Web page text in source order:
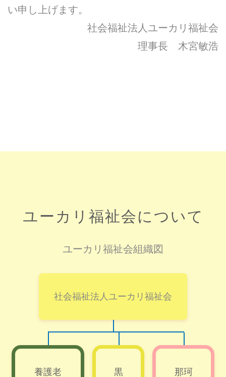
い申し上げます。
社会福祉法人ユーカリ福祉会
理事長 木宮敏浩
ユーカリ福祉会について
ユーカリ福祉会組織図
社会福祉法人ユーカリ福祉会
養護老 黒 那珂